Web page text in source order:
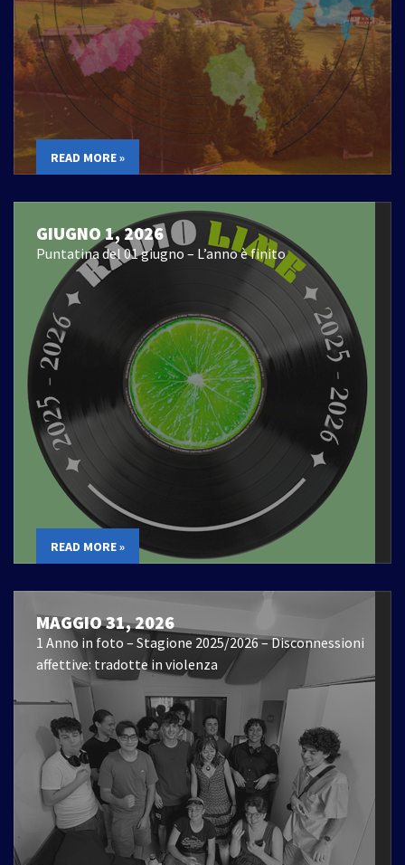
READ MORE »
GIUGNO 1, 2026
Puntatina del 01 giugno – L’anno è finito
READ MORE »
MAGGIO 31, 2026
1 Anno in foto – Stagione 2025/2026 – Disconnessioni
affettive: tradotte in violenza